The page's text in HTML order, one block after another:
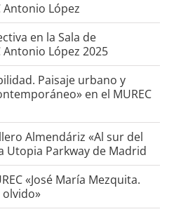
Antonio López
en la Sala de
Antonio López 2025
Paisaje urbano y
en el MUREC
Almendáriz «Al sur del
Utopia Parkway de Madrid
«José María Mezquita.
olvido»